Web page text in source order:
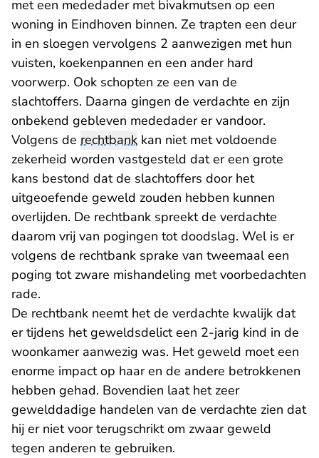
met een mededader met bivakmutsen op een
woning in Eindhoven binnen. Ze trapten een deur
in en sloegen vervolgens 2 aanwezigen met hun
vuisten, koekenpannen en een ander hard
voorwerp. Ook schopten ze een van de
slachtoffers. Daarna gingen de verdachte en zijn
onbekend gebleven mededader er vandoor.
Volgens de rechtbank kan niet met voldoende
zekerheid worden vastgesteld dat er een grote
kans bestond dat de slachtoffers door het
uitgeoefende geweld zouden hebben kunnen
overlijden. De rechtbank spreekt de verdachte
daarom vrij van pogingen tot doodslag. Wel is er
volgens de rechtbank sprake van tweemaal een
poging tot zware mishandeling met voorbedachten
rade.
De rechtbank neemt het de verdachte kwalijk dat
er tijdens het geweldsdelict een 2-jarig kind in de
woonkamer aanwezig was. Het geweld moet een
enorme impact op haar en de andere betrokkenen
hebben gehad. Bovendien laat het zeer
gewelddadige handelen van de verdachte zien dat
hij er niet voor terugschrikt om zwaar geweld
tegen anderen te gebruiken.